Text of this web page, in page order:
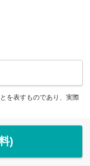
を表すものであり、実際
)